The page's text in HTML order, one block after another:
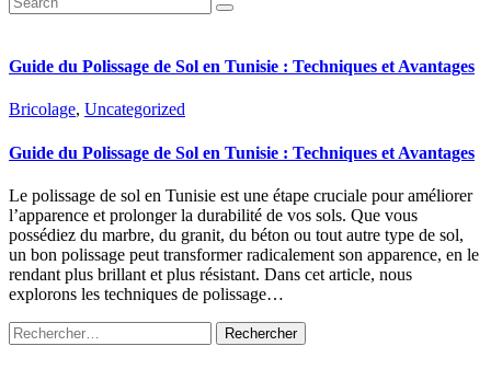
Guide du Polissage de Sol en Tunisie : Techniques et Avantages
Bricolage, Uncategorized
Guide du Polissage de Sol en Tunisie : Techniques et Avantages
Le polissage de sol en Tunisie est une étape cruciale pour améliorer
l’apparence et prolonger la durabilité de vos sols. Que vous
possédiez du marbre, du granit, du béton ou tout autre type de sol,
un bon polissage peut transformer radicalement son apparence, en le
rendant plus brillant et plus résistant. Dans cet article, nous
explorons les techniques de polissage…
Rechercher :